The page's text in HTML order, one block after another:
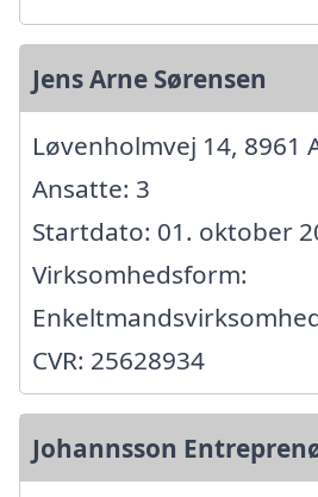
Jens Arne Sørensen
Løvenholmvej 14, 8961
Ansatte: 3
Startdato: 01. oktober
Virksomhedsform:
CVR: 25628934
Johannsson